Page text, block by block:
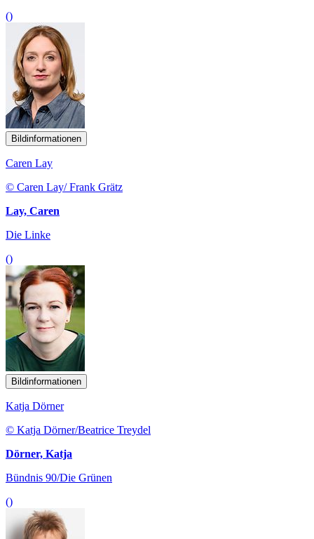
()
Bildinformationen
Caren Lay
© Caren Lay/ Frank Grätz
Lay, Caren
Die Linke
()
Bildinformationen
Katja Dörner
© Katja Dörner/Beatrice Treydel
Dörner, Katja
Bündnis 90/Die Grünen
()